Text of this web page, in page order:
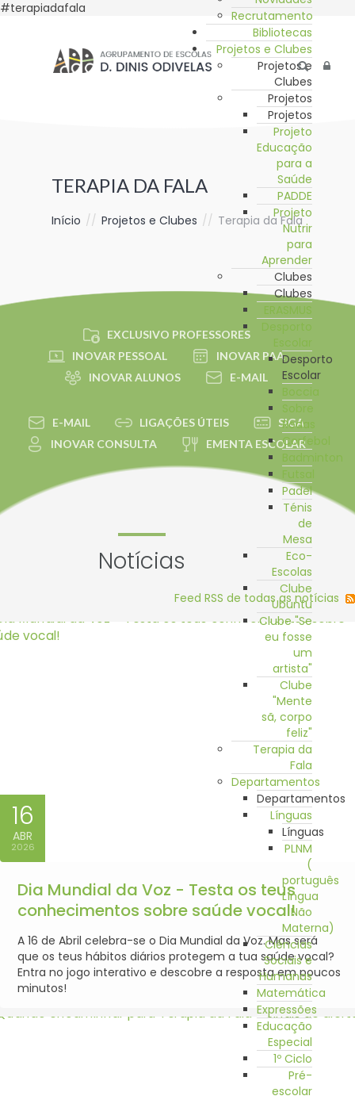
#terapiadafala
Recrutamento
Bibliotecas
Projetos e Clubes
Projetos e
Clubes
Projetos
Projetos
Projeto
Educação
para a
Saúde
PADDE
Projeto
Nutrir
para
Aprender
Clubes
Clubes
ERASMUS
Desporto
Escolar
Desporto
Escolar
Boccia
Sobre
Rodas
Corfebol
Badminton
Futsal
Padel
Ténis
de
Mesa
Eco-
Escolas
Clube
Ubuntu
Clube "Se
eu fosse
um
artista"
Clube
"Mente
sã, corpo
feliz"
Terapia da
Fala
Departamentos
Departamentos
Línguas
Línguas
PLNM
(
português
Língua
Não
Materna)
Ciências
Sociais e
Humanas
Matemática
Expressões
Educação
Especial
1º Ciclo
Pré-
escolar
TERAPIA DA FALA
Início // Projetos e Clubes // Terapia da Fala
EXCLUSIVO PROFESSORES
INOVAR PESSOAL
INOVAR PAA
INOVAR ALUNOS
E-MAIL
E-MAIL LIGAÇÕES ÚTEIS
SIGA
INOVAR CONSULTA
EMENTA ESCOLAR
Notícias
Feed RSS de todas as notícias
16
ABR
2026
Dia Mundial da Voz - Testa os teus
conhecimentos sobre saúde vocal!
A 16 de Abril celebra-se o Dia Mundial da Voz. Mas será
que os teus hábitos diários protegem a tua saúde vocal?
Entra no jogo interativo e descobre a resposta em poucos
minutos!